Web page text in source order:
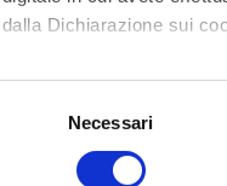
dalla Dichiarazione sui
Con il tuo consenso,
raccogliere
digitali).
Necessari